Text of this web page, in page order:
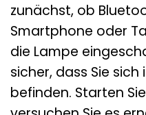
zunächst, ob
Smartphone oder
die Lampe
sicher, dass Sie
befinden. Starten